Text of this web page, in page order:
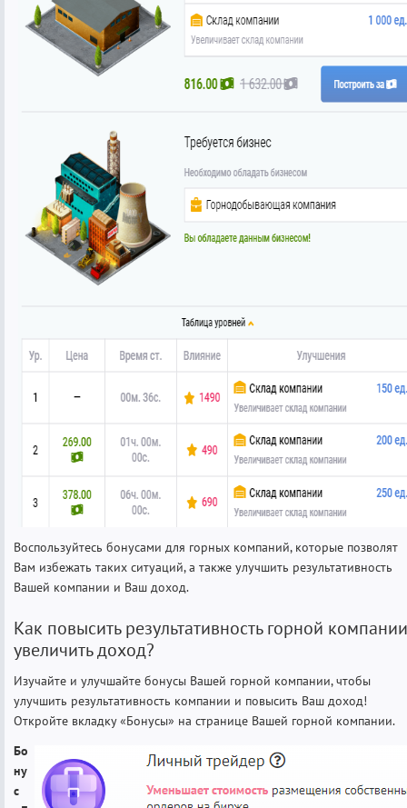
Воспользуйтесь бонусами для горных компаний, которые позволят
Вам избежать таких ситуаций, а также улучшить результативность
Вашей компании и Ваш доход.
Как повысить результативность горной
увеличить доход?
Изучайте и улучшайте бонусы Вашей горной компании, чтобы
улучшить результативность компании и повысить Ваш доход!
Откройте вкладку «Бонусы» на странице Вашей горной компании.
Бо
ну
с